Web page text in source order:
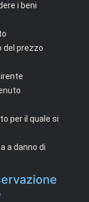
i beni
del prezzo
per il quale si
a danno di